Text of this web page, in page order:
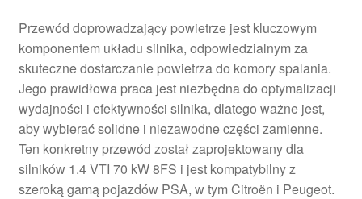
Przewód doprowadzający powietrze jest kluczowym
komponentem układu silnika, odpowiedzialnym za
skuteczne dostarczanie powietrza do komory spalania.
Jego prawidłowa praca jest niezbędna do optymalizacji
wydajności i efektywności silnika, dlatego ważne jest,
aby wybierać solidne i niezawodne części zamienne.
Ten konkretny przewód został zaprojektowany dla
silników 1.4 VTI 70 kW 8FS i jest kompatybilny z
szeroką gamą pojazdów PSA, w tym Citroën i Peugeot.